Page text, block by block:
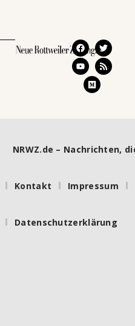
NRWZ.de – Nachrichten,
Kontakt Impressum
Datenschutzerklärung